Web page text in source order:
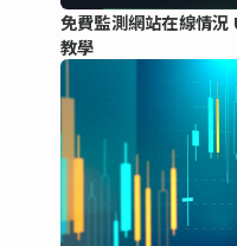
免費監測網站在線情
教學